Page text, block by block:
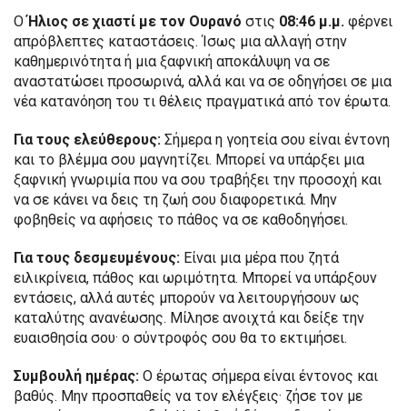
ΟΉλιος σε χιαστί με τον Ουρανό στις 08:46 μ.μ. φέρνει
απρόβλεπτες καταστάσεις. Ίσως μια αλλαγή στην
καθημερινότητα ή μια ξαφνική αποκάλυψη να σε
αναστατώσει προσωρινά, αλλά και να σε οδηγήσει σε μια
νέα κατανόηση του τι θέλεις πραγματικά από τον έρωτα.
Για τους ελεύθερους: Σήμερα η γοητεία σου είναι έντονη
και το βλέμμα σου μαγνητίζει. Μπορεί να υπάρξει μια
ξαφνική γνωριμία που να σου τραβήξει την προσοχή και
να σε κάνει να δεις τη ζωή σου διαφορετικά. Μην
φοβηθείς να αφήσεις το πάθος να σε καθοδηγήσει.
Για τους δεσμευμένους: Είναι μια μέρα που ζητά
ειλικρίνεια, πάθος και ωριμότητα. Μπορεί να υπάρξουν
εντάσεις, αλλά αυτές μπορούν να λειτουργήσουν ως
καταλύτης ανανέωσης. Μίλησε ανοιχτά και δείξε την
ευαισθησία σου· ο σύντροφός σου θα το εκτιμήσει.
Συμβουλή ημέρας: Ο έρωτας σήμερα είναι έντονος και
βαθύς. Μην προσπαθείς να τον ελέγξεις· ζήσε τον με